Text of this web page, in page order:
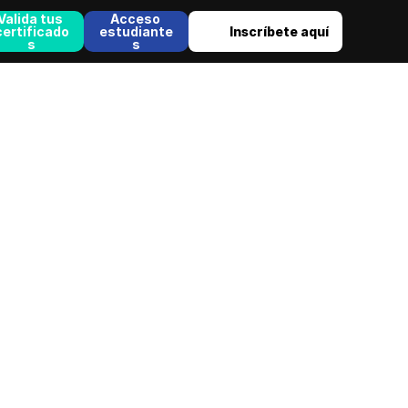
tus
s
Acceso
estudiante
s
Inscríbete aquí